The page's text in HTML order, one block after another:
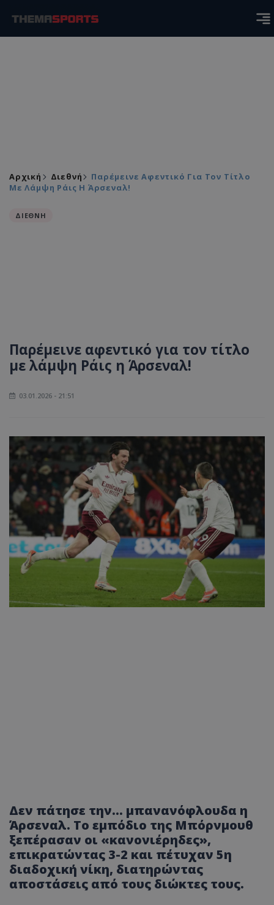
Αρχική Διεθνή
Παρέμεινε Αφεντικό Για Τον Τίτλο
Με Λάμψη Ράις Η Άρσεναλ!
ΔΙΕΘΝΗ
Παρέμεινε αφεντικό για τον τίτλο
με λάμψη Ράις η Άρσεναλ!
03.01.2026 - 21:51
Δεν πάτησε την… μπανανόφλουδα η
Άρσεναλ. Το εμπόδιο της Μπόρνμουθ
ξεπέρασαν οι «κανονιέρηδες»,
επικρατώντας 3-2 και πέτυχαν 5η
διαδοχική νίκη, διατηρώντας
αποστάσεις από τους διώκτες τους.